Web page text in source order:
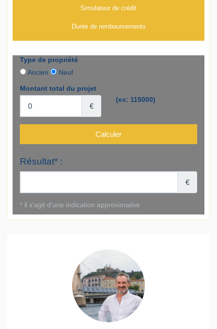
Simulateur de crédit
Durée de remboursements